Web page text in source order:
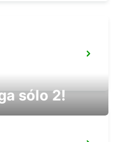
sólo 2!